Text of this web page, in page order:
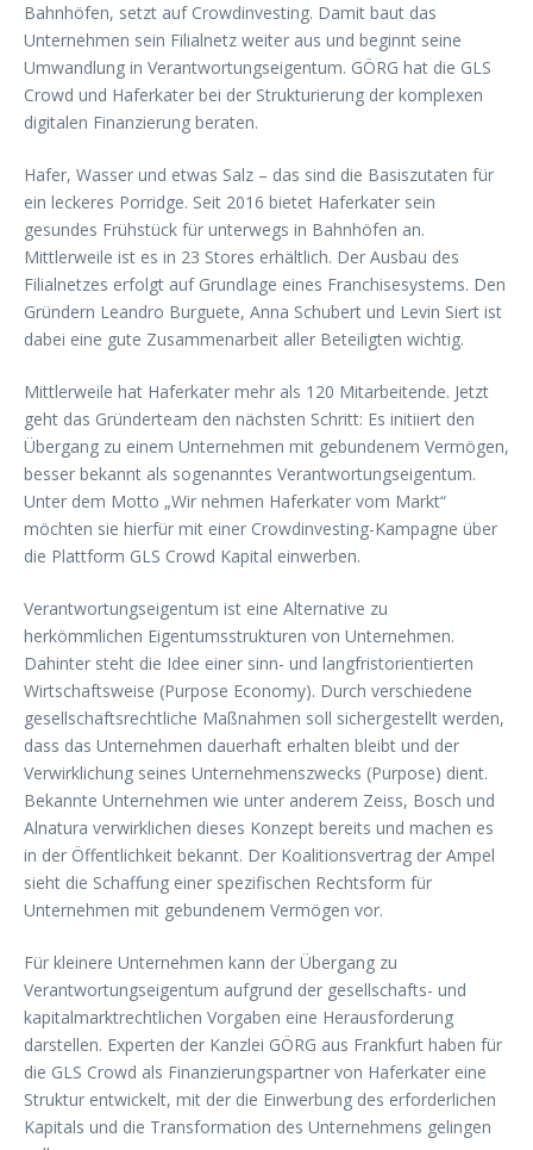
Bahnhöfen, setzt auf Crowdinvesting. Damit baut das
Unternehmen sein Filialnetz weiter aus und beginnt seine
Umwandlung in Verantwortungseigentum. GÖRG hat die GLS
Crowd und Haferkater bei der Strukturierung der komplexen
digitalen Finanzierung beraten.
Hafer, Wasser und etwas Salz – das sind die Basiszutaten für
ein leckeres Porridge. Seit 2016 bietet Haferkater sein
gesundes Frühstück für unterwegs in Bahnhöfen an.
Mittlerweile ist es in 23 Stores erhältlich. Der Ausbau des
Filialnetzes erfolgt auf Grundlage eines Franchisesystems. Den
Gründern Leandro Burguete, Anna Schubert und Levin Siert ist
dabei eine gute Zusammenarbeit aller Beteiligten wichtig.
Mittlerweile hat Haferkater mehr als 120 Mitarbeitende. Jetzt
geht das Gründerteam den nächsten Schritt: Es initiiert den
Übergang zu einem Unternehmen mit gebundenem Vermögen,
besser bekannt als sogenanntes Verantwortungseigentum.
Unter dem Motto „Wir nehmen Haferkater vom Markt“
möchten sie hierfür mit einer Crowdinvesting-Kampagne über
die Plattform GLS Crowd Kapital einwerben.
Verantwortungseigentum ist eine Alternative zu
herkömmlichen Eigentumsstrukturen von Unternehmen.
Dahinter steht die Idee einer sinn- und langfristorientierten
Wirtschaftsweise (Purpose Economy). Durch verschiedene
gesellschaftsrechtliche Maßnahmen soll sichergestellt werden,
dass das Unternehmen dauerhaft erhalten bleibt und der
Verwirklichung seines Unternehmenszwecks (Purpose) dient.
Bekannte Unternehmen wie unter anderem Zeiss, Bosch und
Alnatura verwirklichen dieses Konzept bereits und machen es
in der Öffentlichkeit bekannt. Der Koalitionsvertrag der Ampel
sieht die Schaffung einer spezifischen Rechtsform für
Unternehmen mit gebundenem Vermögen vor.
Für kleinere Unternehmen kann der Übergang zu
Verantwortungseigentum aufgrund der gesellschafts- und
kapitalmarktrechtlichen Vorgaben eine Herausforderung
darstellen. Experten der Kanzlei GÖRG aus Frankfurt haben für
die GLS Crowd als Finanzierungspartner von Haferkater eine
Struktur entwickelt, mit der die Einwerbung des erforderlichen
Kapitals und die Transformation des Unternehmens gelingen